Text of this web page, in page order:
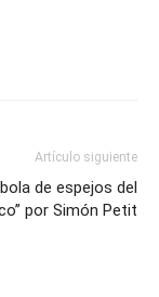
Artículo siguiente
de espejos del
por Simón Petit